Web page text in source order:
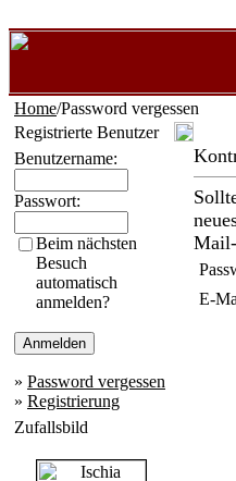
Home/Password vergessen
Registrierte Benutzer
Benutzername:
Passwort:
Beim nächsten
Besuch
automatisch
anmelden?
» Password vergessen
» Registrierung
Zufallsbild
E-